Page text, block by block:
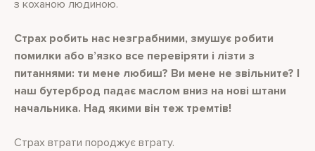
з коханою людиною.
Страх робить нас незграбними, змушує робити
помилки або в’язко все перевіряти і лізти з
питаннями: ти мене любиш? Ви мене не звільните? І
наш бутерброд падає маслом вниз на нові штани
начальника. Над якими він теж тремтів!
Страх втрати породжує втрату.